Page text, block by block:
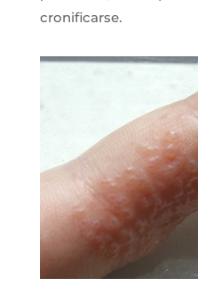
cronificarse.